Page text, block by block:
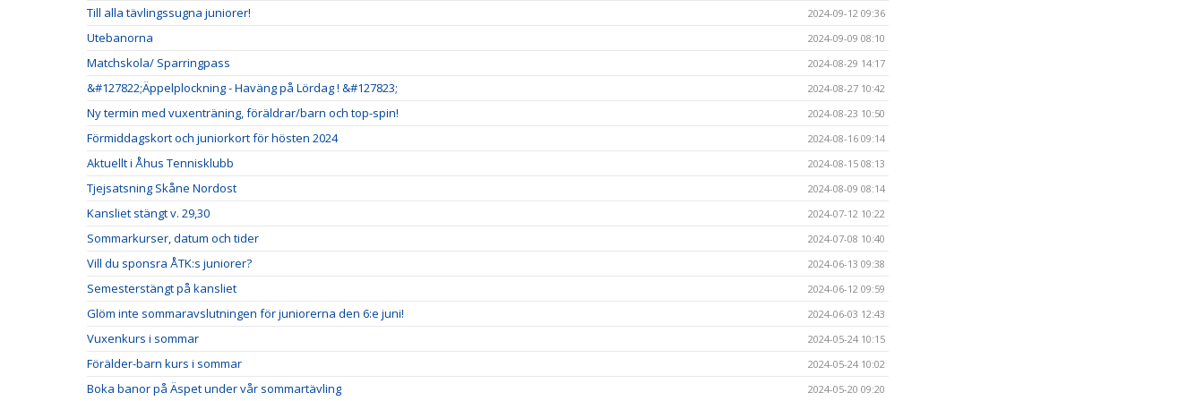
Till alla tävlingssugna juniorer! 2024-09-12 09:36
Utebanorna 2024-09-09 08:10
Matchskola/ Sparringpass 2024-08-29 14:17
&#127822;Äppelplockning - Haväng på Lördag ! &#127823; 2024-08-27 10:42
Ny termin med vuxenträning, föräldrar/barn och top-spin! 2024-08-23 10:50
Förmiddagskort och juniorkort för hösten 2024 2024-08-16 09:14
Aktuellt i Åhus Tennisklubb 2024-08-15 08:13
Tjejsatsning Skåne Nordost 2024-08-09 08:14
Kansliet stängt v. 29,30 2024-07-12 10:22
Sommarkurser, datum och tider 2024-07-08 10:40
Vill du sponsra ÅTK:s juniorer? 2024-06-13 09:38
Semesterstängt på kansliet 2024-06-12 09:59
Glöm inte sommaravslutningen för juniorerna den 6:e juni! 2024-06-03 12:43
Vuxenkurs i sommar 2024-05-24 10:15
Förälder-barn kurs i sommar 2024-05-24 10:02
Boka banor på Äspet under vår sommartävling 2024-05-20 09:20